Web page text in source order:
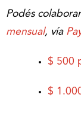
Podés
mensual, vía
$ 500
$